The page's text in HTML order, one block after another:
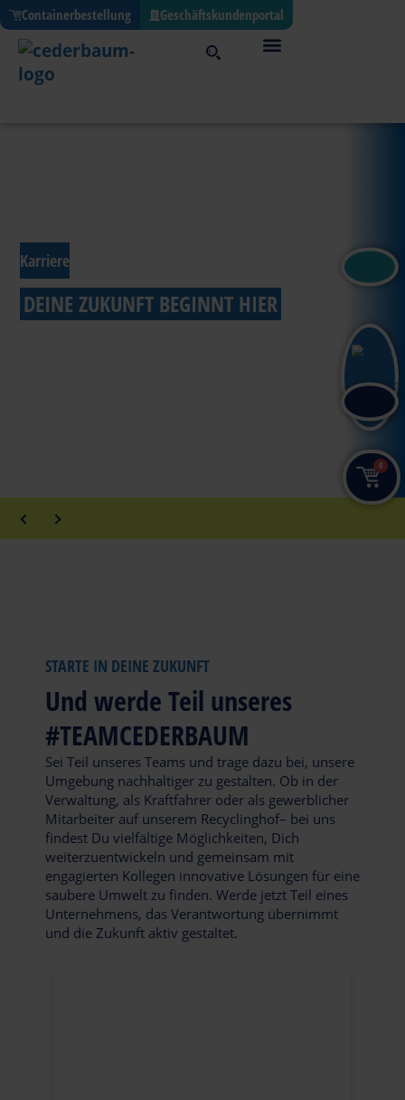
Containerbestellung Geschäftskundenportal
0
Karriere
DEINE ZUKUNFT BEGINNT HIER
STARTE IN DEINE ZUKUNFT
Und werde Teil unseres
#TEAMCEDERBAUM
Sei Teil unseres Teams und trage dazu bei, unsere
Umgebung nachhaltiger zu gestalten. Ob in der
Verwaltung, als Kraftfahrer oder als gewerblicher
Mitarbeiter auf unserem Recyclinghof– bei uns
findest Du vielfältige Möglichkeiten, Dich
weiterzuentwickeln und gemeinsam mit
engagierten Kollegen innovative Lösungen für eine
saubere Umwelt zu finden. Werde jetzt Teil eines
Unternehmens, das Verantwortung übernimmt
und die Zukunft aktiv gestaltet.